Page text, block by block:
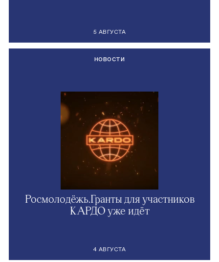
5 АВГУСТА
НОВОСТИ
Росмолодёжь.Гранты для участников
КАРДО уже идёт
4 АВГУСТА